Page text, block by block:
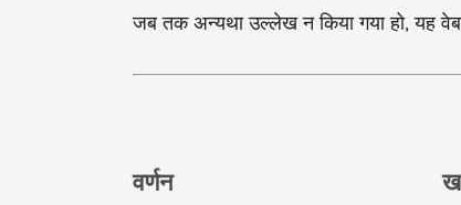
जब तक अन्यथा उल्लेख न किया गया हो, यह
वर्णन